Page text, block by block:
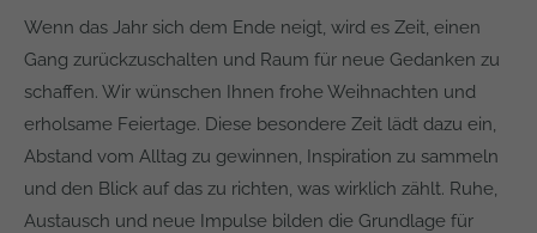
Wenn das Jahr sich dem Ende neigt, wird es Zeit, einen
Gang zurückzuschalten und Raum für neue Gedanken zu
schaffen. Wir wünschen Ihnen frohe Weihnachten und
erholsame Feiertage. Diese besondere Zeit lädt dazu ein,
Abstand vom Alltag zu gewinnen, Inspiration zu sammeln
und den Blick auf das zu richten, was wirklich zählt. Ruhe,
Austausch und neue Impulse bilden die Grundlage für